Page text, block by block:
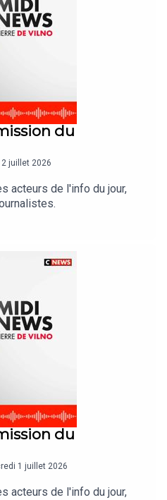
du
juillet 2026
acteurs de l'info du jour,
du
1 juillet 2026
acteurs de l'info du jour,